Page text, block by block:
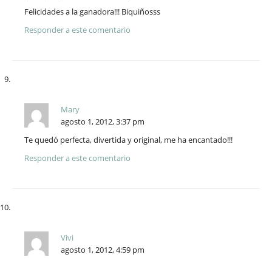
Felicidades a la ganadora!!! Biquiñosss
Responder a este comentario
Mary
agosto 1, 2012, 3:37 pm
Te quedó perfecta, divertida y original, me ha encantado!!!
Responder a este comentario
Vivi
agosto 1, 2012, 4:59 pm